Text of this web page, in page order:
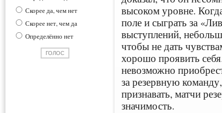
Скорее да, чем нет
Скорее нет, чем да
Определённо нет
высоком уровне.
поле и сыграть за
выступлений,
чтобы не дать
хорошо проявить
невозможно
за резервную
признавать, матчи
значимость.